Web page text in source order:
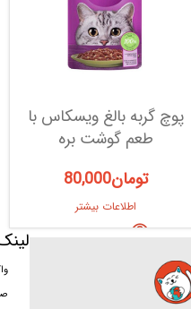
پوچ گربه بالغ ویسکاس با
طعم گوشت بره
تومان80,000
اطلاعات بیشتر